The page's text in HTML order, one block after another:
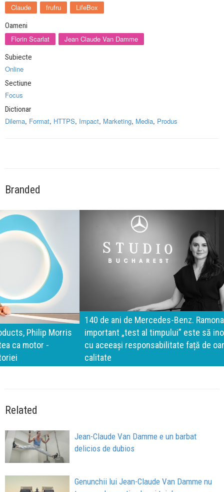
Claude frufru LifeBox
Oameni
Florin Scarlat Jean Claude Van Damme
Subiecte
Online
Sectiune
Focus
Dictionar
Dilema, Format, HTTPS, Impact, Marketing, Media, Produs
Branded
140 de ani de Mercedes-Benz. Ramona Pîrlog: Cel mai
important „test al timpului” este să inovăm constant, dar
cu aceeași responsabilitate față de oameni, siguranță și
calitate
Related
Jean-Claude Van Damme e un barbat
delicios de dubios
Genunchii lui Jean-Claude Van Damme nu